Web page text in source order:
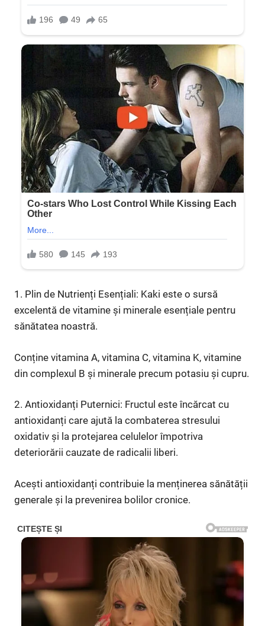
1. Plin de Nutrienți Esențiali: Kaki este o sursă
excelentă de vitamine și minerale esențiale pentru
sănătatea noastră.
Conține vitamina A, vitamina C, vitamina K, vitamine
din complexul B și minerale precum potasiu și cupru.
2. Antioxidanți Puternici: Fructul este încărcat cu
antioxidanți care ajută la combaterea stresului
oxidativ și la protejarea celulelor împotriva
deteriorării cauzate de radicalii liberi.
Acești antioxidanți contribuie la menținerea sănătății
generale și la prevenirea bolilor cronice.